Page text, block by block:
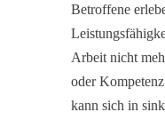
Betroffene
Arbeit nicht
oder
kann sich in